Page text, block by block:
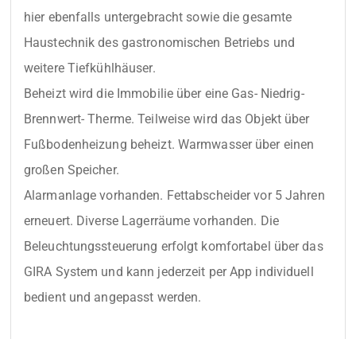
hier ebenfalls untergebracht sowie die gesamte
Haustechnik des gastronomischen Betriebs und
weitere Tiefkühlhäuser.
Beheizt wird die Immobilie über eine Gas- Niedrig-
Brennwert- Therme. Teilweise wird das Objekt über
Fußbodenheizung beheizt. Warmwasser über einen
großen Speicher.
Alarmanlage vorhanden. Fettabscheider vor 5 Jahren
erneuert. Diverse Lagerräume vorhanden. Die
Beleuchtungssteuerung erfolgt komfortabel über das
GIRA System und kann jederzeit per App individuell
bedient und angepasst werden.